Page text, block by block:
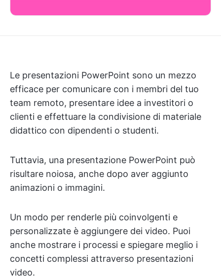
Le presentazioni PowerPoint sono un mezzo
efficace per comunicare con i membri del tuo
team remoto, presentare idee a investitori o
clienti e effettuare la condivisione di materiale
didattico con dipendenti o studenti.
Tuttavia, una presentazione PowerPoint può
risultare noiosa, anche dopo aver aggiunto
animazioni o immagini.
Un modo per renderle più coinvolgenti e
personalizzate è aggiungere dei video. Puoi
anche mostrare i processi e spiegare meglio i
concetti complessi attraverso presentazioni
video.